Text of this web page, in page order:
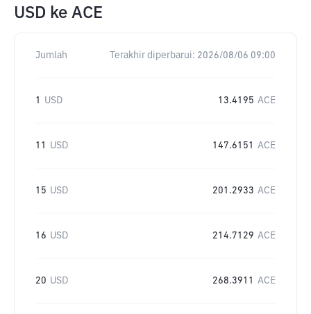
USD ke ACE
Jumlah Terakhir diperbarui: 2026/08/06 09:00
1 USD 13.4195 ACE
11 USD 147.6151 ACE
15 USD 201.2933 ACE
16 USD 214.7129 ACE
20 USD 268.3911 ACE